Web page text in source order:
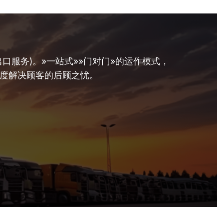
服务)。»一站式»»门对门»的运作模式，
解决顾客的后顾之忧。